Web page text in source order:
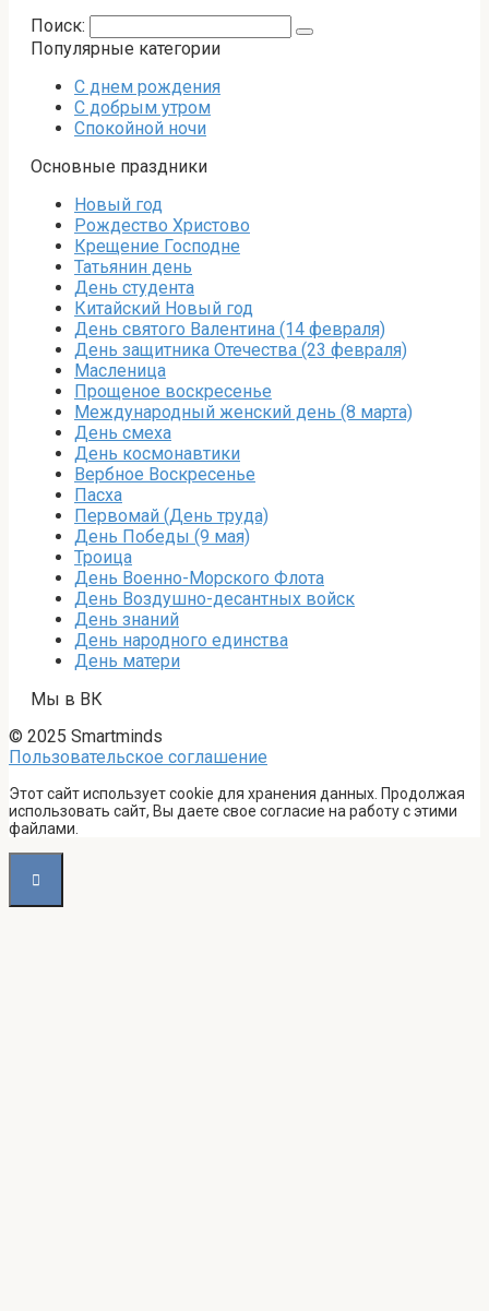
Поиск:
Популярные категории
С днем рождения
С добрым утром
Спокойной ночи
Основные праздники
Новый год
Рождество Христово
Крещение Господне
Татьянин день
День студента
Китайский Новый год
День святого Валентина (14 февраля)
День защитника Отечества (23 февраля)
Масленица
Прощеное воскресенье
Международный женский день (8 марта)
День смеха
День космонавтики
Вербное Воскресенье
Пасха
Первомай (День труда)
День Победы (9 мая)
Троица
День Военно-Морского Флота
День Воздушно-десантных войск
День знаний
День народного единства
День матери
Мы в ВК
© 2025 Smartminds
Пользовательское соглашение
Этот сайт использует cookie для хранения данных. Продолжая
использовать сайт, Вы даете свое согласие на работу с этими
файлами.